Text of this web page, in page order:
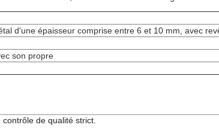
d'une épaisseur comprise entre 6 et 10 mm, avec
son propre
de qualité strict.